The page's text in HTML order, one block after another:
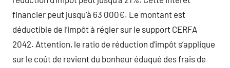
financier peut jusqu’à 63 000€. Le montant est
déductible de l’impôt à régler sur le support CERFA
2042. Attention, le ratio de réduction d’impôt s’applique
sur le coût de revient du bonheur éduqué des frais de